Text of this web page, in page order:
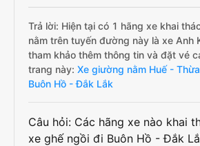
Trả lời: Hiện tại có 1 hãng xe khai
nằm trên tuyến đường này là xe Anh
tham khảo thêm thông tin và đặt vé
trang này: Xe giường nằm Huế -
Buôn Hồ - Đắk Lắk
Câu hỏi: Các hãng xe nào khai
xe ghế ngồi đi Buôn Hồ - Đắk